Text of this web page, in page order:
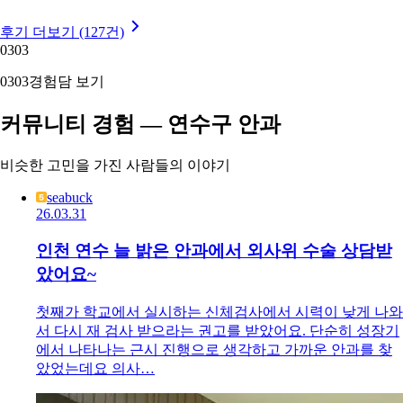
후기 더보기 (127건)
0303
0303경험담 보기
커뮤니티 경험 — 연수구 안과
비슷한 고민을 가진 사람들의 이야기
seabuck
26.03.31
인천 연수 늘 밝은 안과에서 외사위 수술 상담받
았어요~
첫째가 학교에서 실시하는 신체검사에서 시력이 낮게 나와
서 다시 재 검사 받으라는 권고를 받았어요. 단순히 성장기
에서 나타나는 근시 진행으로 생각하고 가까운 안과를 찾
았었는데요 의사…